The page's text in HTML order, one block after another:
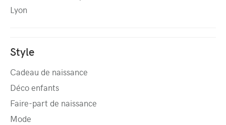
Lyon
Style
Cadeau de naissance
Déco enfants
Faire-part de naissance
Mode